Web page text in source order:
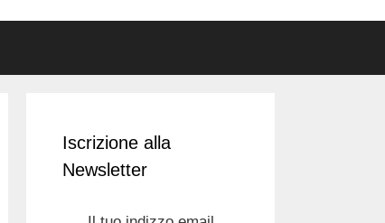
Iscrizione alla
Newsletter